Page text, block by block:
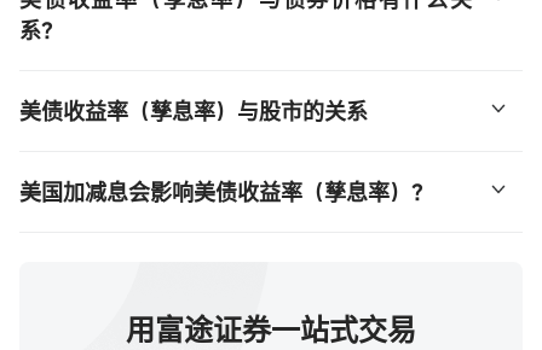
系？
情况：
至到期日，收益率（孳息率）将与票面息率相同。
入债券，收益率（孳息率）将高于票面息率。
美债收益率（孳息率）与股市的关系
有时是正相关，有时是负相关。
益率（孳息率）飙升，但纳斯达克指数维持低位水平。出现
美国加减息会影响美债收益率（孳息率）？
用富途证券一站式交易